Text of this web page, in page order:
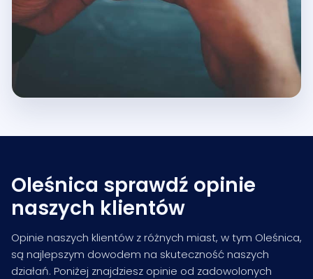
Oleśnica sprawdź opinie
naszych klientów
Opinie naszych klientów z różnych miast, w tym Oleśnica,
są najlepszym dowodem na skuteczność naszych
działań. Poniżej znajdziesz opinie od zadowolonych